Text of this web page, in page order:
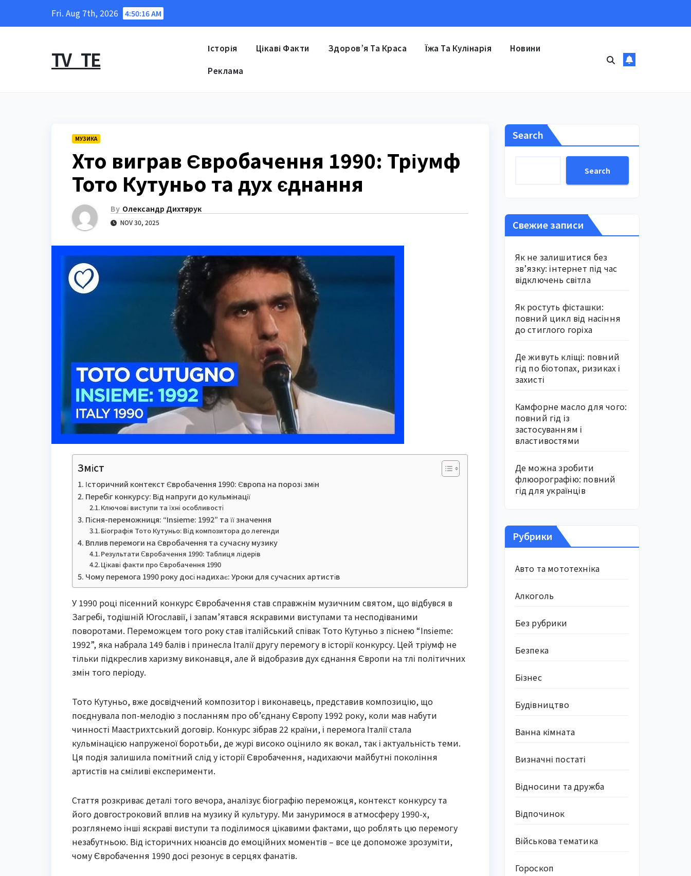
Fri. Aug 7th, 2026 4:50:17 AM
TV_TE Історія Цікаві Факти Здоров’я Та Краса Їжа Та Кулінарія Новини
Реклама
МУЗИКА
Хто виграв Євробачення 1990: Тріумф
Тото Кутуньо та дух єднання
By Олександр Дихтярук
NOV 30, 2025
Зміст
Історичний контекст Євробачення 1990: Європа на порозі змін
Перебіг конкурсу: Від напруги до кульмінації
Ключові виступи та їхні особливості
Пісня-переможниця: “Insieme: 1992” та її значення
Біографія Тото Кутуньо: Від композитора до легенди
Вплив перемоги на Євробачення та сучасну музику
Результати Євробачення 1990: Таблиця лідерів
Цікаві факти про Євробачення 1990
Чому перемога 1990 року досі надихає: Уроки для сучасних артистів
У 1990 році пісенний конкурс Євробачення став справжнім музичним святом, що відбувся в
Загребі, тодішній Югославії, і запам’ятався яскравими виступами та несподіваними
поворотами. Переможцем того року став італійський співак Тото Кутуньо з піснею “Insieme:
1992”, яка набрала 149 балів і принесла Італії другу перемогу в історії конкурсу. Цей тріумф не
тільки підкреслив харизму виконавця, але й відобразив дух єднання Європи на тлі політичних
змін того періоду.
Тото Кутуньо, вже досвідчений композитор і виконавець, представив композицію, що
поєднувала поп-мелодію з посланням про об’єднану Європу 1992 року, коли мав набути
чинності Маастрихтський договір. Конкурс зібрав 22 країни, і перемога Італії стала
кульмінацією напруженої боротьби, де журі високо оцінило як вокал, так і актуальність теми.
Ця подія залишила помітний слід у історії Євробачення, надихаючи майбутні покоління
артистів на сміливі експерименти.
Стаття розкриває деталі того вечора, аналізує біографію переможця, контекст конкурсу та
його довгостроковий вплив на музику й культуру. Ми зануримося в атмосферу 1990-х,
розглянемо інші яскраві виступи та поділимося цікавими фактами, що роблять цю перемогу
незабутньою. Від історичних нюансів до емоційних моментів – все це допоможе зрозуміти,
чому Євробачення 1990 досі резонує в серцях фанатів.
Search
Search
Свежие записи
Як не залишитися без
зв’язку: інтернет під час
відключень світла
Як ростуть фісташки:
повний цикл від насіння
до стиглого горіха
Де живуть кліщі: повний
гід по біотопах, ризиках і
захисті
Камфорне масло для чого:
повний гід із
застосуванням і
властивостями
Де можна зробити
флюорографію: повний
гід для українців
Рубрики
Авто та мототехніка
Алкоголь
Без рубрики
Безпека
Бізнес
Будівництво
Ванна кімната
Визначні постаті
Відносини та дружба
Відпочинок
Військова тематика
Гороскоп